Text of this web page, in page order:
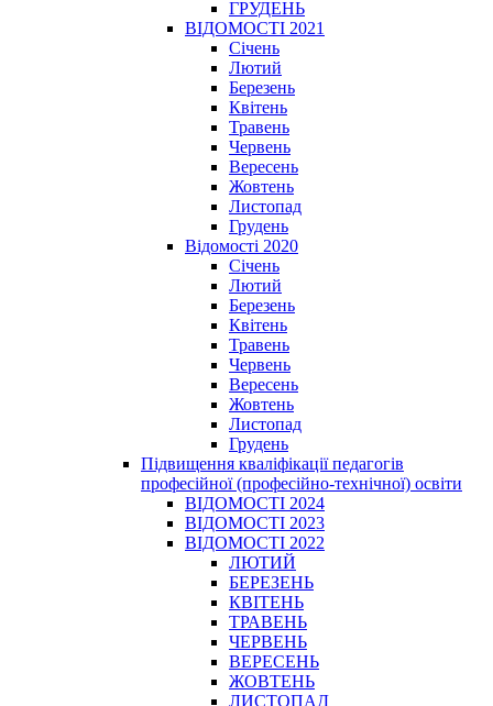
ГРУДЕНЬ
ВІДОМОСТІ 2021
Січень
Лютий
Березень
Квітень
Травень
Червень
Вересень
Жовтень
Листопад
Грудень
Відомості 2020
Січень
Лютий
Березень
Квітень
Травень
Червень
Вересень
Жовтень
Листопад
Грудень
Підвищення кваліфікації педагогів
професійної (професійно-технічної) освіти
ВІДОМОСТІ 2024
ВІДОМОСТІ 2023
ВІДОМОСТІ 2022
ЛЮТИЙ
БЕРЕЗЕНЬ
КВІТЕНЬ
ТРАВЕНЬ
ЧЕРВЕНЬ
ВЕРЕСЕНЬ
ЖОВТЕНЬ
ЛИСТОПАД